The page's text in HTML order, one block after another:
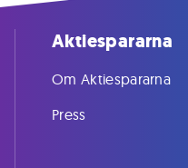
Aktiespararna
Om Aktiespararna
Press